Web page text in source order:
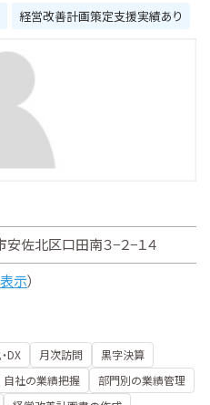
経営改善計画策定支援実績あり
佐北区口田南３−２−１４
示）
DX 月次訪問
黒字決算
自社の業績把握
部門別の業績管理